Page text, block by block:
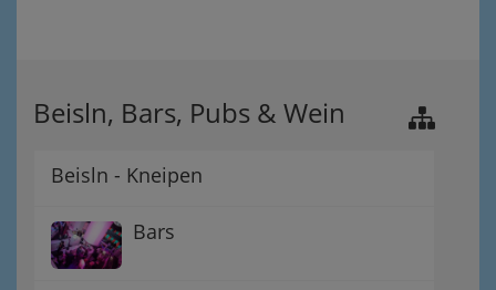
Beisln, Bars, Pubs & Wein
Beisln - Kneipen
Bars